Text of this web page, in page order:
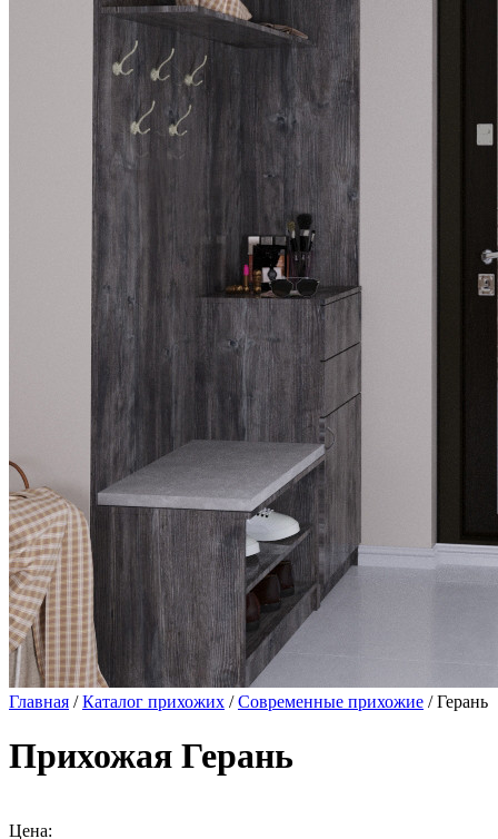
Главная /Каталог прихожих /Современные прихожие / Герань
Прихожая Герань
Цена: